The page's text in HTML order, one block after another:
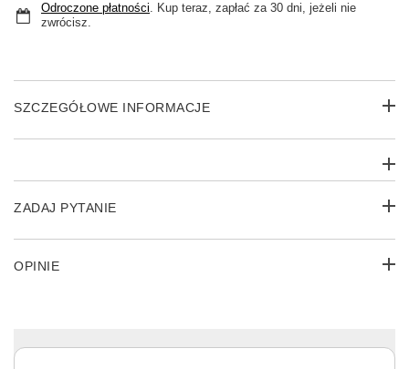
Odroczone płatności. Kup teraz, zapłać za 30 dni, jeżeli nie
zwrócisz.
SZCZEGÓŁOWE INFORMACJE
ZADAJ PYTANIE
OPINIE